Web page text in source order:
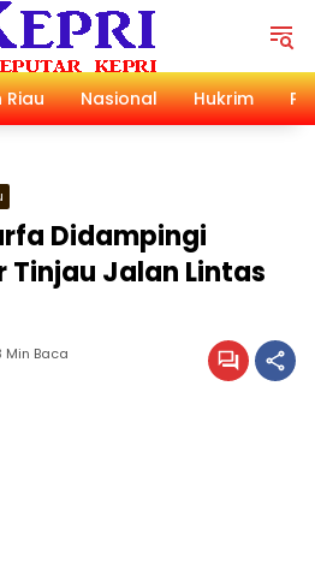
Riau Nasional Hukrim
Didampingi
Tinjau Jalan Lintas
Min Baca